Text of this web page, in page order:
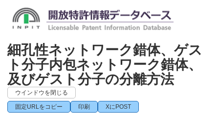
細孔性ネットワーク錯体、ゲス
ト分子内包ネットワーク錯体、
及びゲスト分子の分離方法
ウインドウを閉じる
固定URLをコピー 印刷 XにPOST